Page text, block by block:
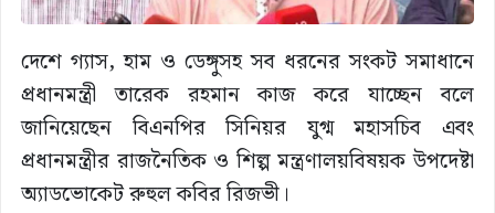
দেশে গ্যাস, হাম ও ডেঙ্গুসহ সব ধরনের সংকট সমাধানে
প্রধানমন্ত্রী তারেক রহমান কাজ করে যাচ্ছেন বলে
জানিয়েছেন বিএনপির সিনিয়র যুগ্ম মহাসচিব এবং
প্রধানমন্ত্রীর রাজনৈতিক ও শিল্প মন্ত্রণালয়বিষয়ক উপদেষ্টা
অ্যাডভোকেট রুহুল কবির রিজভী।